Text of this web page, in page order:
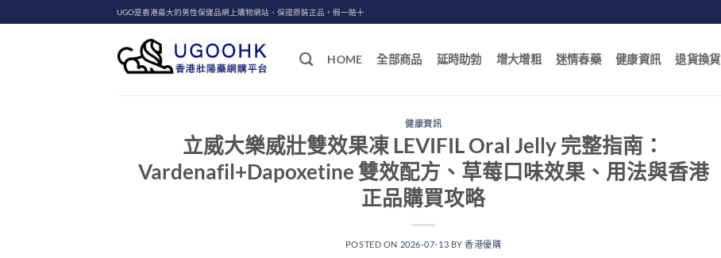
to
UGO是香港最大的男性保健品網上購物網站、保證原裝正品，假一賠十
HOME 全部商品 延時助勃 增大增粗 迷情春藥 健康資訊 退貨換貨
健康資訊
立威大樂威壯雙效果凍 LEVIFIL Oral Jelly 完整指南：
Vardenafil+Dapoxetine 雙效配方、草莓口味效果、用法與香港
正品購買攻略
POSTED ON 2026-07-13 BY香港優購